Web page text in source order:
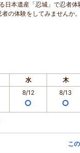
日本遺産「忍城」で忍者
の体験をしてみませんか。
水 木
8/12
○
8/13
○
こ